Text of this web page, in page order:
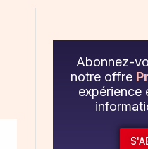
Abonnez-
notre offre
expérience